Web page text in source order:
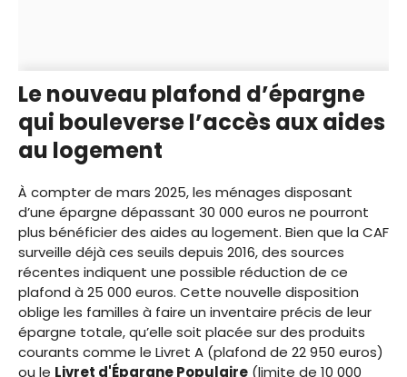
Le nouveau plafond d’épargne
qui bouleverse l’accès aux aides
au logement
À compter de mars 2025, les ménages disposant
d’une épargne dépassant 30 000 euros ne pourront
plus bénéficier des aides au logement. Bien que la CAF
surveille déjà ces seuils depuis 2016, des sources
récentes indiquent une possible réduction de ce
plafond à 25 000 euros. Cette nouvelle disposition
oblige les familles à faire un inventaire précis de leur
épargne totale, qu’elle soit placée sur des produits
courants comme le Livret A (plafond de 22 950 euros)
ou le Livret d'Épargne Populaire (limite de 10 000